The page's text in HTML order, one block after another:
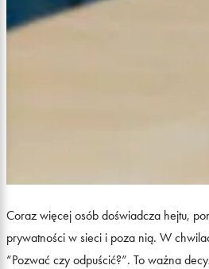
Coraz więcej osób doświadcza hejtu,
prywatności w sieci i poza nią. W
“Pozwać czy odpuścić?”. To ważna